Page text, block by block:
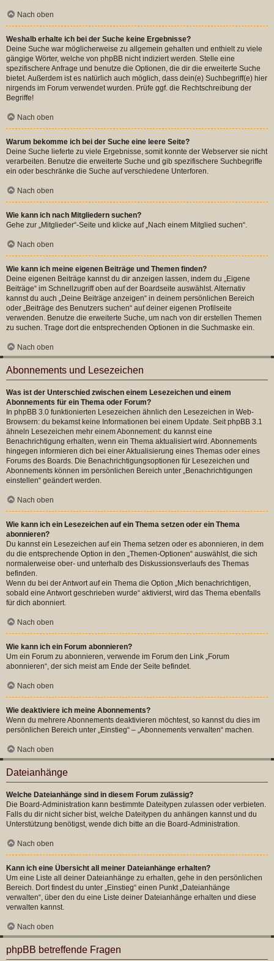
Nach oben
Weshalb erhalte ich bei der Suche keine Ergebnisse?
Deine Suche war möglicherweise zu allgemein gehalten und enthielt zu viele
gängige Wörter, welche von phpBB nicht indiziert werden. Stelle eine
spezifischere Anfrage und benutze die Optionen, die dir die erweiterte Suche
bietet. Außerdem ist es natürlich auch möglich, dass dein(e) Suchbegriff(e) hier
nirgends im Forum verwendet wurden. Prüfe ggf. die Rechtschreibung der
Begriffe!
Nach oben
Warum bekomme ich bei der Suche eine leere Seite?
Deine Suche lieferte zu viele Ergebnisse, somit konnte der Webserver sie nicht
verarbeiten. Benutze die erweiterte Suche und gib spezifischere Suchbegriffe
ein oder beschränke die Suche auf verschiedene Unterforen.
Nach oben
Wie kann ich nach Mitgliedern suchen?
Gehe zur „Mitglieder“-Seite und klicke auf „Nach einem Mitglied suchen“.
Nach oben
Wie kann ich meine eigenen Beiträge und Themen finden?
Deine eigenen Beiträge kannst du dir anzeigen lassen, indem du „Eigene
Beiträge“ im Schnellzugriff oben auf der Boardseite auswählst. Alternativ
kannst du auch „Deine Beiträge anzeigen“ in deinem persönlichen Bereich
oder „Beiträge des Benutzers suchen“ auf deiner eigenen Profilseite
verwenden. Benutze die erweiterte Suche, um nach von dir erstellen Themen
zu suchen. Trage dort die entsprechenden Optionen in die Suchmaske ein.
Nach oben
Abonnements und Lesezeichen
Was ist der Unterschied zwischen einem Lesezeichen und einem
Abonnements für ein Thema oder Forum?
In phpBB 3.0 funktionierten Lesezeichen ähnlich den Lesezeichen in Web-
Browsern: du bekamst keine Informationen bei einem Update. Seit phpBB 3.1
ähneln Lesezeichen mehr einem Abonnement: du kannst eine
Benachrichtigung erhalten, wenn ein Thema aktualisiert wird. Abonnements
hingegen informieren dich bei einer Aktualisierung eines Themas oder eines
Forums des Boards. Die Benachrichtigungsoptionen für Lesezeichen und
Abonnements können im persönlichen Bereich unter „Benachrichtigungen
einstellen“ geändert werden.
Nach oben
Wie kann ich ein Lesezeichen auf ein Thema setzen oder ein Thema
abonnieren?
Du kannst ein Lesezeichen auf ein Thema setzen oder es abonnieren, in dem
du die entsprechende Option in den „Themen-Optionen“ auswählst, die sich
normalerweise ober- und unterhalb des Diskussionsverlaufs des Themas
befinden.
Wenn du bei der Antwort auf ein Thema die Option „Mich benachrichtigen,
sobald eine Antwort geschrieben wurde“ aktivierst, wird das Thema ebenfalls
für dich abonniert.
Nach oben
Wie kann ich ein Forum abonnieren?
Um ein Forum zu abonnieren, verwende im Forum den Link „Forum
abonnieren“, der sich meist am Ende der Seite befindet.
Nach oben
Wie deaktiviere ich meine Abonnements?
Wenn du mehrere Abonnements deaktivieren möchtest, so kannst du dies im
persönlichen Bereich unter „Einstieg“ – „Abonnements verwalten“ machen.
Nach oben
Dateianhänge
Welche Dateianhänge sind in diesem Forum zulässig?
Die Board-Administration kann bestimmte Dateitypen zulassen oder verbieten.
Falls du dir nicht sicher bist, welche Dateitypen du anhängen kannst und du
Unterstützung benötigst, wende dich bitte an die Board-Administration.
Nach oben
Kann ich eine Übersicht all meiner Dateianhänge erhalten?
Um eine Liste all deiner Dateianhänge zu erhalten, gehe in den persönlichen
Bereich. Dort findest du unter „Einstieg“ einen Punkt „Dateianhänge
verwalten“, über den du eine Liste deiner Dateianhänge erhalten und diese
verwalten kannst.
Nach oben
phpBB betreffende Fragen